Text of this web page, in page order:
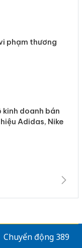
phạm thương
kinh doanh bán
Adidas, Nike
Chuyển động 389